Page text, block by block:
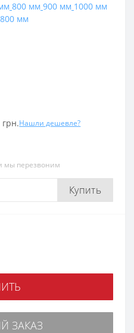
грн.Нашли дешевле?
мы перезвоним
Купить
800 мм 900 мм 1000 мм
мм
ЗАКАЗ